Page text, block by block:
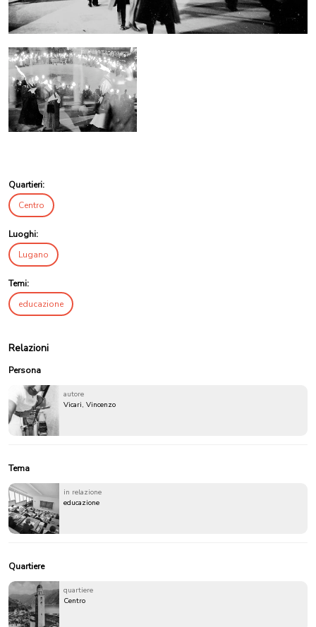
Quartieri:
Centro
Luoghi:
Lugano
Temi:
educazione
Relazioni
Persona
autore
Vicari, Vincenzo
Tema
in relazione
educazione
Quartiere
quartiere
Centro